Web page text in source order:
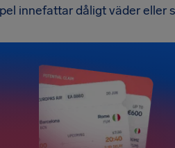
innefattar dåligt väder eller